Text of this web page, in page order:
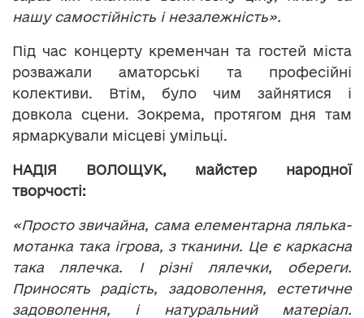
нашу самостійність і незалежність».
Під час концерту кременчан та гостей міста
розважали аматорські та професійні
колективи. Втім, було чим зайнятися і
довкола сцени. Зокрема, протягом дня там
ярмаркували місцеві умільці.
НАДІЯ ВОЛОЩУК, майстер народної
творчості:
«Просто звичайна, сама елементарна лялька-
мотанка така ігрова, з тканини. Це є каркасна
така лялечка. І різні лялечки, обереги.
Приносять радість, задоволення, естетичне
задоволення, і натуральний матеріал.